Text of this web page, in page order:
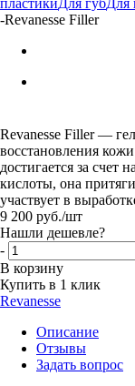
-Revanesse Filler
Revanesse Filler —
восстановления
достигается за счет
кислоты, она
участвует в
9 200 руб./шт
Нашли дешевле?
-
В корзину
Купить в 1 клик
Revanesse
Описание
Отзывы
Задать вопрос